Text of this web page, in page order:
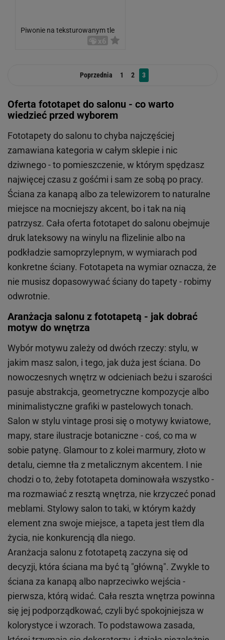
Piwonie na teksturowanym tle
x6
Poprzednia 1 2 3
Oferta fototapet do salonu - co warto
wiedzieć przed wyborem
Fototapety do salonu to chyba najczęściej
zamawiana kategoria w całym sklepie i nic
dziwnego - to pomieszczenie, w którym spędzasz
najwięcej czasu z gośćmi i sam ze sobą po pracy.
Ściana za kanapą albo za telewizorem to naturalne
miejsce na mocniejszy akcent, bo i tak na nią
patrzysz. Cała oferta fototapet do salonu obejmuje
druk lateksowy na winylu na flizelinie albo na
podkładzie samoprzylepnym, w wymiarach pod
konkretne ściany. Fototapeta na wymiar oznacza, że
nie musisz dopasowywać ściany do tapety - robimy
odwrotnie.
Aranżacja salonu z fototapetą - jak dobrać
motyw do wnętrza
Wybór motywu zależy od dwóch rzeczy: stylu, w
jakim masz salon, i tego, jak duża jest ściana. Do
nowoczesnych wnętrz w odcieniach beżu i szarości
pasuje abstrakcja, geometryczne kompozycje albo
minimalistyczne grafiki w pastelowych tonach.
Salon w stylu vintage prosi się o motywy kwiatowe,
mapy, stare ilustracje botaniczne - coś, co ma w
sobie patynę. Glamour to z kolei marmury, złoto w
detalu, ciemne tła z metalicznym akcentem. I nie
chodzi o to, żeby fototapeta dominowała wszystko -
ma rozmawiać z resztą wnętrza, nie krzyczeć ponad
meblami. Stylowy salon to taki, w którym każdy
element zna swoje miejsce, a tapeta jest tłem dla
życia, nie konkurencją dla niego.
Aranżacja salonu z fototapetą zaczyna się od
decyzji, która ściana ma być tą "główną". Zwykle to
ściana za kanapą albo naprzeciwko wejścia -
pierwsza, którą widać. Cała reszta wnętrza powinna
się jej podporządkować, czyli być spokojniejsza w
kolorystyce i wzorach. To podstawowa zasada,